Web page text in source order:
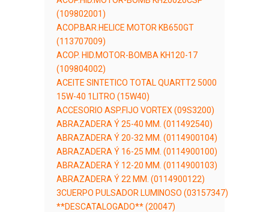
(109802001)
ACOP.BAR.HELICE MOTOR KB650GT
(113707009)
ACOP. HID.MOTOR-BOMBA KH120-17
(109804002)
ACEITE SINTETICO TOTAL QUARTT2 5000
15W-40 1LITRO (15W40)
ACCESORIO ASP.FIJO VORTEX (09S3200)
ABRAZADERA Ý 25-40 MM. (011492540)
ABRAZADERA Ý 20-32 MM. (0114900104)
ABRAZADERA Ý 16-25 MM. (0114900100)
ABRAZADERA Ý 12-20 MM. (0114900103)
ABRAZADERA Ý 22 MM. (0114900122)
3CUERPO PULSADOR LUMINOSO (03157347)
**DESCATALOGADO** (20047)